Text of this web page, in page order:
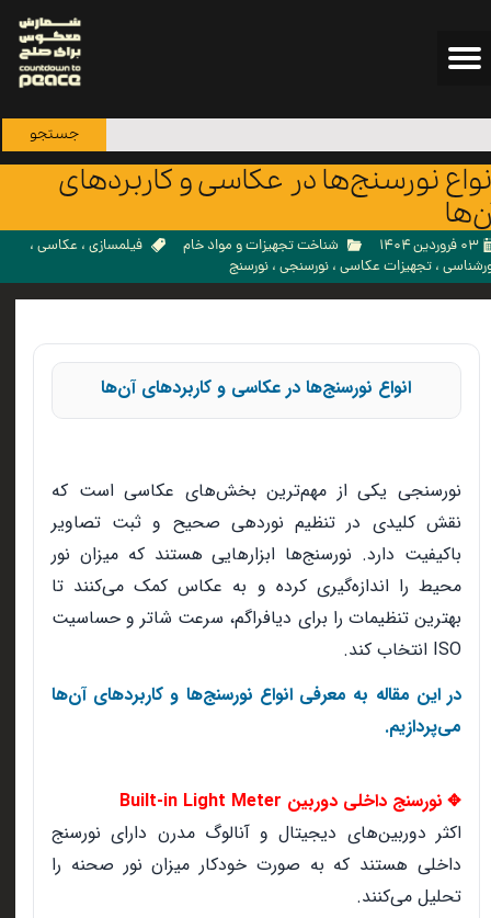
نورسنج‌ها در عکاسی و کاربردهای
۰۳ فروردین ۱۴۰۴ شناخت تجهیزات و مواد خام فیلمسازی ، عکاسی ،
، تجهیزات عکاسی ، نورسنجی ، نورسنج
انواع نورسنج‌ها در عکاسی و کاربردهای آن‌ها
نورسنجی یکی از مهم‌ترین بخش‌های عکاسی است که
نقش کلیدی در تنظیم نوردهی صحیح و ثبت تصاویر
باکیفیت دارد. نورسنج‌ها ابزارهایی هستند که میزان نور
محیط را اندازه‌گیری کرده و به عکاس کمک می‌کنند تا
بهترین تنظیمات را برای دیافراگم، سرعت شاتر و حساسیت
ISO انتخاب کند.
در این مقاله به معرفی انواع نورسنج‌ها و کاربردهای آن‌ها
می‌پردازیم.
✥ نورسنج داخلی دوربین Built-in Light Meter
اکثر دوربین‌های دیجیتال و آنالوگ مدرن دارای نورسنج
داخلی هستند که به صورت خودکار میزان نور صحنه را
تحلیل می‌کنند.
جستجو